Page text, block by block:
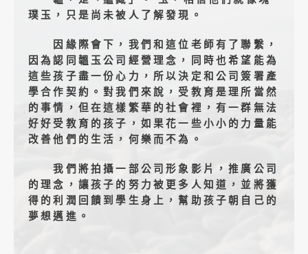
璞玉，只是尚未被人了解發現。
因緣際會下，我們和這位老師有了聯繫，
因為認同韞玉公司經營理念，同時也希望能為
這些孩子盡一份心力，所以決定和公司簽署產
學合作契約。對我們來說，受教育是理所當然
的事情，但在這樣繁華的社會裡，有一群無法
好好受教育的孩子，如果花一些小小的力量能
改善他們的生活，何樂而不為。
我們將拍攝一部公司形象影片，推廣公司
的理念，讓孩子的努力被更多人知道，並將獲
得的利潤回饋到學生身上，幫助孩子朝自己的
夢想邁進。